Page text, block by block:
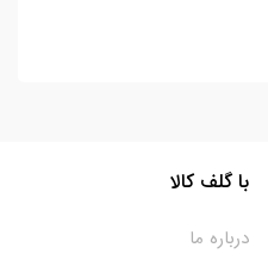
با گلف کالا
درباره ما